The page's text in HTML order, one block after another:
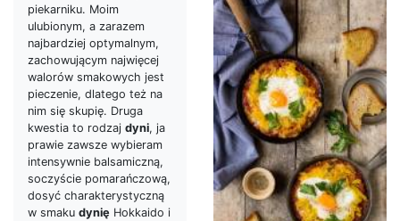
piekarniku. Moim
ulubionym, a zarazem
najbardziej optymalnym,
zachowującym najwięcej
walorów smakowych jest
pieczenie, dlatego też na
nim się skupię. Druga
kwestia to rodzaj dyni, ja
prawie zawsze wybieram
intensywnie balsamiczną,
soczyście pomarańczową,
dosyć charakterystyczną
w smaku dynię Hokkaido i